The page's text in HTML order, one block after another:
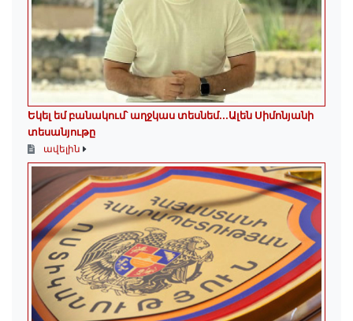
Եկել եմ բանակում՝ աղջկաս տեսնեմ․․․Ալեն Սիմոնյանի
տեսանյութը
ավելին